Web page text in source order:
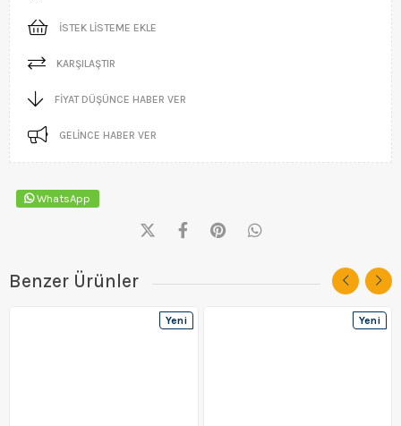
İSTEK LISTEME EKLE
KARŞILAŞTIR
FIYAT DÜŞÜNCE HABER VER
GELINCE HABER VER
WhatsApp
Benzer Ürünler
Yeni
Yeni